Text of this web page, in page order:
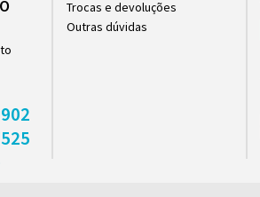
Trocas e devoluções
Outras dúvidas